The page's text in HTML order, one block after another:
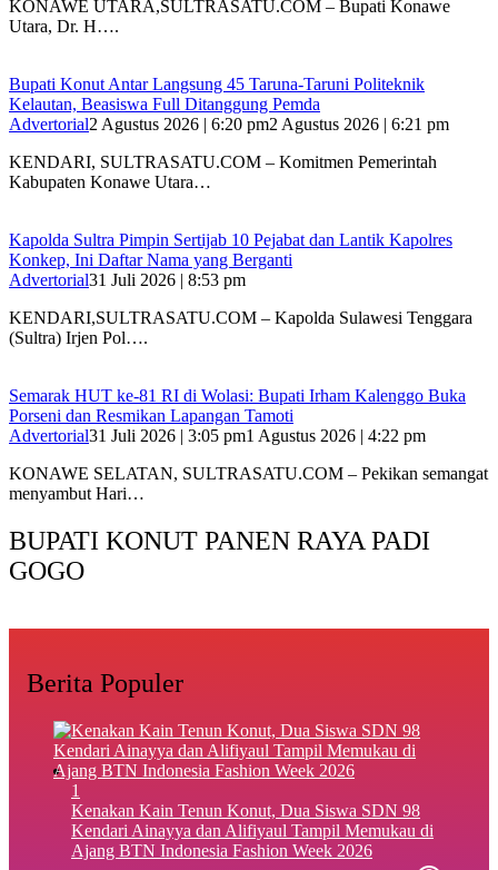
‎KONAWE UTARA,SULTRASATU.COM – Bupati Konawe
Utara, Dr. H….
Bupati Konut Antar Langsung 45 Taruna-Taruni Politeknik
Kelautan, Beasiswa Full Ditanggung Pemda
Advertorial2 Agustus 2026 | 6:20 pm2 Agustus 2026 | 6:21 pm
KENDARI, SULTRASATU.COM – Komitmen Pemerintah
Kabupaten Konawe Utara…
‎Kapolda Sultra Pimpin Sertijab 10 Pejabat dan Lantik Kapolres
Konkep, Ini Daftar Nama yang Berganti
Advertorial31 Juli 2026 | 8:53 pm
‎KENDARI,SULTRASATU.COM – Kapolda Sulawesi Tenggara
(Sultra) Irjen Pol….
Semarak HUT ke-81 RI di Wolasi: Bupati Irham Kalenggo Buka
Porseni dan Resmikan Lapangan Tamoti
Advertorial31 Juli 2026 | 3:05 pm1 Agustus 2026 | 4:22 pm
KONAWE SELATAN, SULTRASATU.COM – Pekikan semangat
menyambut Hari…
BUPATI KONUT PANEN RAYA PADI
GOGO
Berita Populer
1
‎Kenakan Kain Tenun Konut, Dua Siswa SDN 98
Kendari Ainayya dan Alifiyaul Tampil Memukau di
Ajang BTN Indonesia Fashion Week 2026